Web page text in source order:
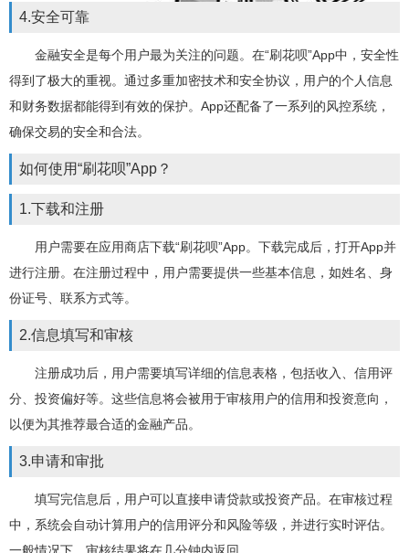
4.安全可靠
金融安全是每个用户最为关注的问题。在“刷花呗”App中，安全性
得到了极大的重视。通过多重加密技术和安全协议，用户的个人信息
和财务数据都能得到有效的保护。App还配备了一系列的风控系统，
确保交易的安全和合法。
如何使用“刷花呗”App？
1.下载和注册
用户需要在应用商店下载“刷花呗”App。下载完成后，打开App并
进行注册。在注册过程中，用户需要提供一些基本信息，如姓名、身
份证号、联系方式等。
2.信息填写和审核
注册成功后，用户需要填写详细的信息表格，包括收入、信用评
分、投资偏好等。这些信息将会被用于审核用户的信用和投资意向，
以便为其推荐最合适的金融产品。
3.申请和审批
填写完信息后，用户可以直接申请贷款或投资产品。在审核过程
中，系统会自动计算用户的信用评分和风险等级，并进行实时评估。